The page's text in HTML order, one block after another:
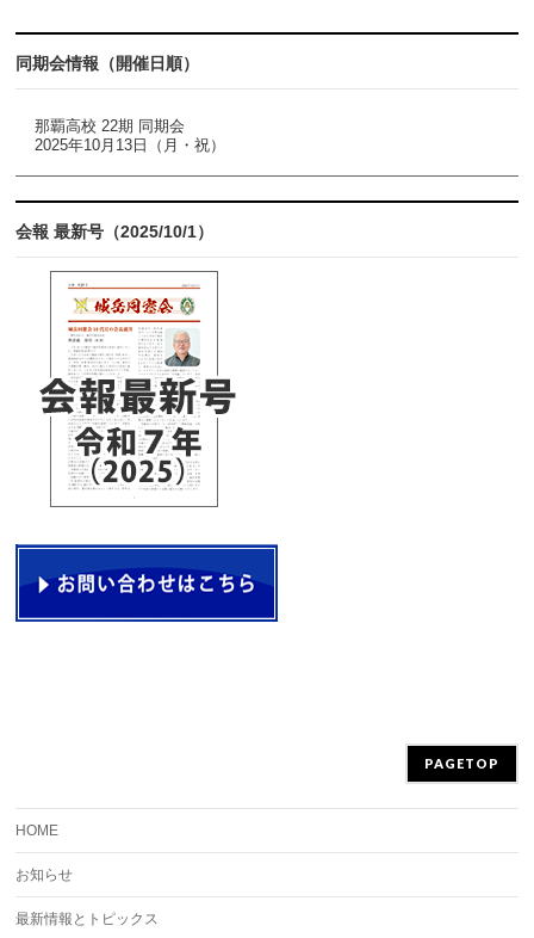
同期会情報（開催日順）
那覇高校 22期 同期会
2025年10月13日（月・祝）
会報 最新号（2025/10/1）
PAGETOP
HOME
お知らせ
最新情報とトピックス